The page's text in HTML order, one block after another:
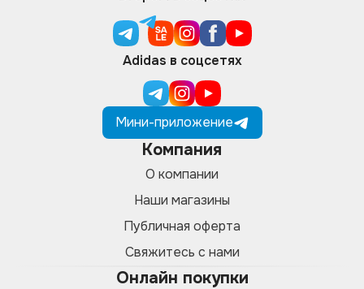
Adidas в соцсетях
Мини-приложение
Компания
О компании
Наши магазины
Публичная оферта
Свяжитесь с нами
Онлайн покупки